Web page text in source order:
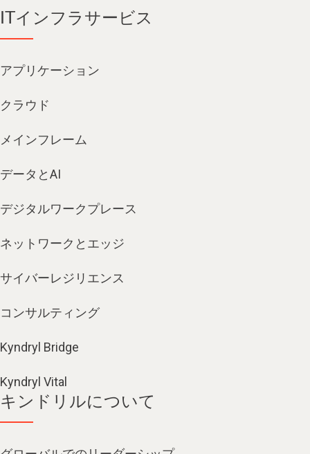
ITインフラサービス
アプリケーション
クラウド
メインフレーム
データとAI
デジタルワークプレース
ネットワークとエッジ
サイバーレジリエンス
コンサルティング
Kyndryl Bridge
Kyndryl Vital
キンドリルについて